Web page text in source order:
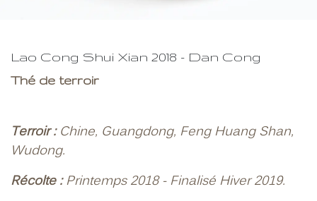
Lao Cong Shui Xian 2018 - Dan Cong
Thé de terroir
Terroir :Chine, Guangdong, Feng Huang Shan,
Wudong.
Récolte :Printemps 2018 - Finalisé Hiver 2019.